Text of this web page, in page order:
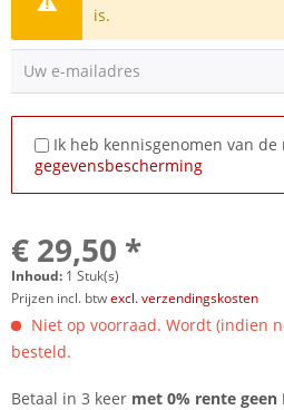
is.
Uw e-mailadres
Ik heb kennisgenomen van de
gegevensbescherming
€ 29,50 *
Inhoud: 1 Stuk(s)
Prijzen incl. btwexcl. verzendingskosten
Niet op voorraad. Wordt (indien
besteld.
Betaal in 3 keer met 0% rente geen